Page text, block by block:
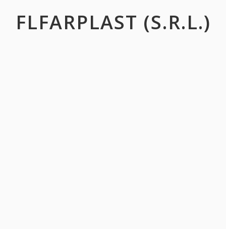
FLFARPLAST (S.R.L.)